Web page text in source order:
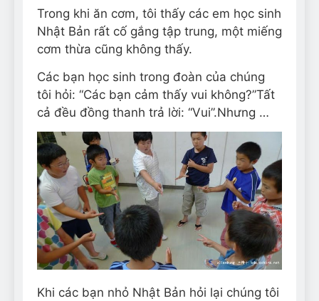
Trong khi ăn cơm, tôi thấy các em học sinh
Nhật Bản rất cố gắng tập trung, một miếng
cơm thừa cũng không thấy.
Các bạn học sinh trong đoàn của chúng
tôi hỏi: “Các bạn cảm thấy vui không?”Tất
cả đều đồng thanh trả lời: “Vui”.Nhưng …
Khi các bạn nhỏ Nhật Bản hỏi lại chúng tôi